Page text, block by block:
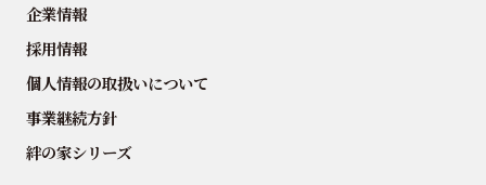
企業情報
採用情報
個人情報の取扱いについて
事業継続方針
絆の家シリーズ